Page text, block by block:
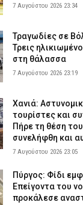
7 Αυγούστου 2026 16:48
112 για φωτιά στο
2026 16:35
δύο άνδρες που
2026 16:23
πυρκαγιάς το
2026 16:10
με τις νέες
7 Αυγούστου 2026 16:10
7 Αυγούστου 2026 23:34
Τραγωδίες σε
Τρεις
στη θάλασσα
7 Αυγούστου 2026 23:19
Χανιά:
τουρίστες και
Πήρε τη θέση
συνελήφθη και
7 Αυγούστου 2026 23:05
Πύργος: Φίδι
Επείγοντα του
προκάλεσε